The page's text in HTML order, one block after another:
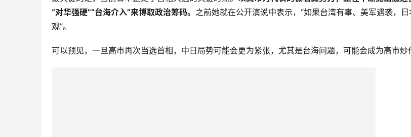
“对华强硬”“台海介入”来博取政治筹码。 之前她就在公开演说中表示，“如果台湾有事、美军遇袭，
观”。
可以预见，一旦高市再次当选首相，中日局势可能会更为紧张，尤其是台海问题，可能会成为高市炒